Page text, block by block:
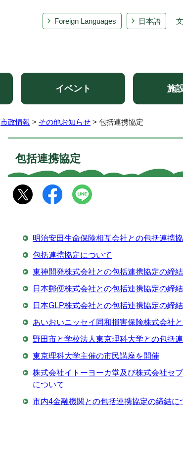
Foreign Languages 日本語
イベント 施
市政情報 > その他お知らせ > 包括連携協定
包括連携協定
明治安田生命保険相互会社との包括連携
包括連携協定について
東神開発株式会社との包括連携協定の締
日本郵便株式会社との包括連携協定の締
日本GLP株式会社との包括連携協定の締
あいおいニッセイ同和損害保険株式会社
野田市と学校法人東京理科大学との包括
東京理科大学主催の市民講座を開催
株式会社イトーヨーカ堂及び株式会社セ
について
市内4金融機関との包括連携協定の締結に